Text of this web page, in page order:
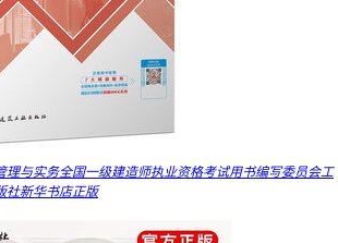
理与实务全国一级建造师执业资格考试用书编写委员会工
社新华书店正版